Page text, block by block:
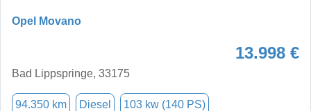
Opel Movano
13.998 €
Bad Lippspringe, 33175
94.350 km Diesel 103 kw (140 PS)